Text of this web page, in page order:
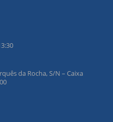
da Rocha, S/N – Caixa